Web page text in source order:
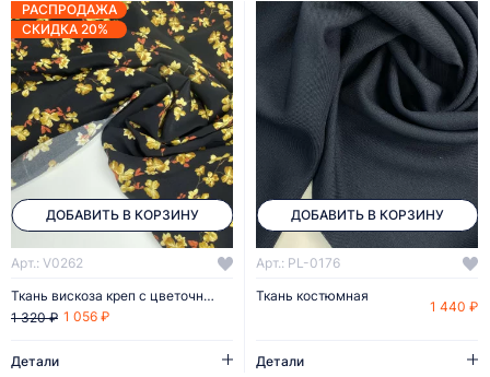
ДОБАВИТЬ В КОРЗИНУ
РАСПРОДАЖА
СКИДКА 20%
Арт.: V0262
Ткань вискоза креп с цветочным принтом
1 056 ₽
1 320 ₽
Детали
ДОБАВИТЬ В КОРЗИНУ
Арт.: PL-0176
Ткань костюмная
1 440 ₽
Детали